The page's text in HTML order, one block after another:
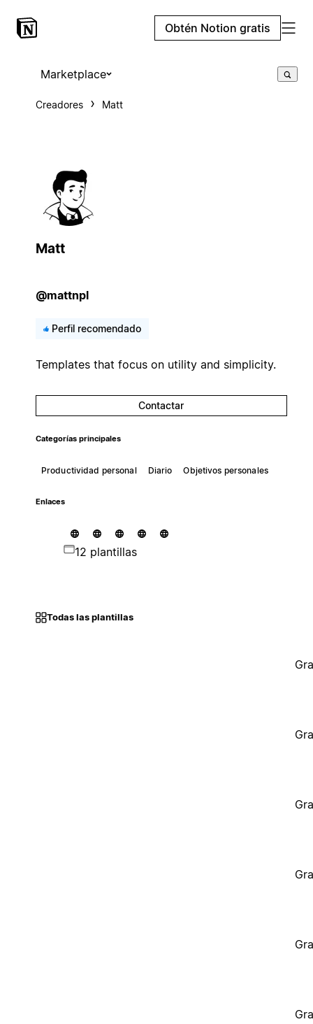
Obtén Notion gratis
Marketplace
Creadores Matt
Matt
@mattnpl
Perfil recomendado
Templates that focus on utility and simplicity.
Contactar
Categorías principales
Productividad personal Diario Objetivos personales
Enlaces
12 plantillas
Todas las plantillas